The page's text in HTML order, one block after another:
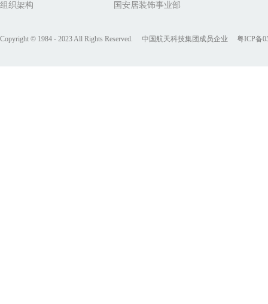
组织架构 国安居装饰事业部
Copyright © 1984 - 2023 All Rights Reserved. 中国航天科技集团成员企业 粤ICP备